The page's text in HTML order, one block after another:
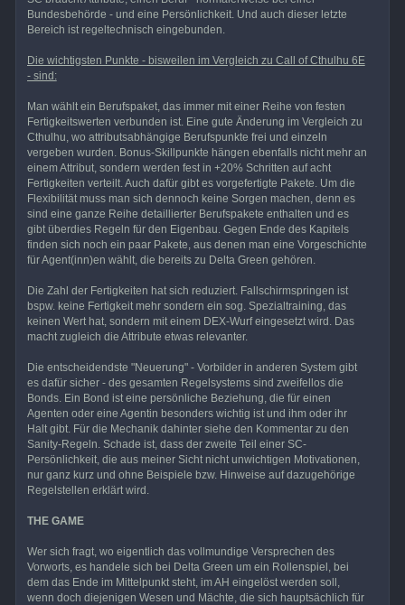
Bundesbehörde - und eine Persönlichkeit. Und auch dieser letzte
Bereich ist regeltechnisch eingebunden.
Die wichtigsten Punkte - bisweilen im Vergleich zu Call of Cthulhu 6E
- sind:
Man wählt ein Berufspaket, das immer mit einer Reihe von festen
Fertigkeitswerten verbunden ist. Eine gute Änderung im Vergleich zu
Cthulhu, wo attributsabhängige Berufspunkte frei und einzeln
vergeben wurden. Bonus-Skillpunkte hängen ebenfalls nicht mehr an
einem Attribut, sondern werden fest in +20% Schritten auf acht
Fertigkeiten verteilt. Auch dafür gibt es vorgefertigte Pakete. Um die
Flexibilität muss man sich dennoch keine Sorgen machen, denn es
sind eine ganze Reihe detaillierter Berufspakete enthalten und es
gibt überdies Regeln für den Eigenbau. Gegen Ende des Kapitels
finden sich noch ein paar Pakete, aus denen man eine Vorgeschichte
für Agent(inn)en wählt, die bereits zu Delta Green gehören.
Die Zahl der Fertigkeiten hat sich reduziert. Fallschirmspringen ist
bspw. keine Fertigkeit mehr sondern ein sog. Spezialtraining, das
keinen Wert hat, sondern mit einem DEX-Wurf eingesetzt wird. Das
macht zugleich die Attribute etwas relevanter.
Die entscheidendste "Neuerung" - Vorbilder in anderen System gibt
es dafür sicher - des gesamten Regelsystems sind zweifellos die
Bonds. Ein Bond ist eine persönliche Beziehung, die für einen
Agenten oder eine Agentin besonders wichtig ist und ihm oder ihr
Halt gibt. Für die Mechanik dahinter siehe den Kommentar zu den
Sanity-Regeln. Schade ist, dass der zweite Teil einer SC-
Persönlichkeit, die aus meiner Sicht nicht unwichtigen Motivationen,
nur ganz kurz und ohne Beispiele bzw. Hinweise auf dazugehörige
Regelstellen erklärt wird.
THE GAME
Wer sich fragt, wo eigentlich das vollmundige Versprechen des
Vorworts, es handele sich bei Delta Green um ein Rollenspiel, bei
dem das Ende im Mittelpunkt steht, im AH eingelöst werden soll,
wenn doch diejenigen Wesen und Mächte, die sich hauptsächlich für